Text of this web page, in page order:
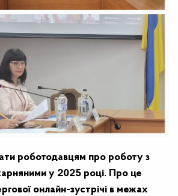
роботодавцям про роботу з
у 2025 році. Про це
онлайн-зустрічі в межах